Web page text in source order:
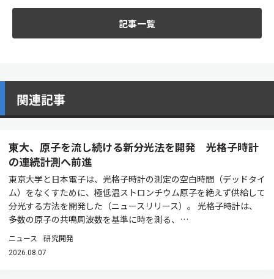
記事一覧
関連記事
東大、原子を流し続ける新分光法を開発 光格子時計
の連続計測へ前進
東京大学と日本電子は、光格子時計の測定の空白時間（デッドタイ
ム）をなくすために、極低温ストロンチウム原子を絶えず供給して
分光する方法を開発した（ニュースリリース）。 光格子時計は、
多数の原子の共鳴周波数を基準に時を測る、…
ニュース 研究開発
2026.08.07